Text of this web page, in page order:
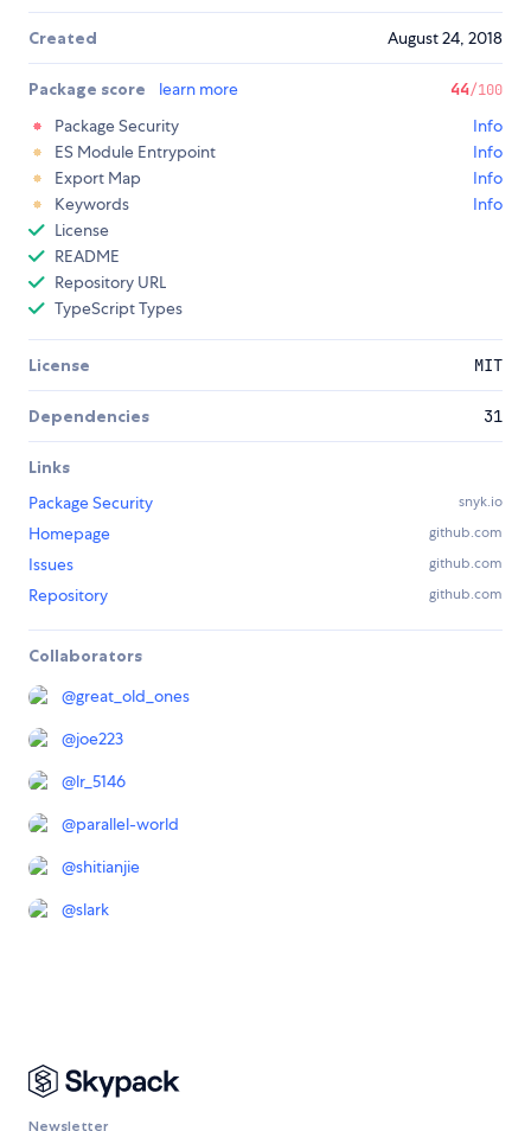
Created August 24, 2018
Package score learn more 44/100
Package Security
Info
ES Module Entrypoint
Info
Export Map
Info
Keywords
Info
License
README
Repository URL
TypeScript Types
License MIT
Dependencies 31
Links
Package Security
snyk.io
Homepage github.com
Issues github.com
Repository github.com
Collaborators
@great_old_ones
@joe223
@lr_5146
@parallel-world
@shitianjie
@slark
Newsletter